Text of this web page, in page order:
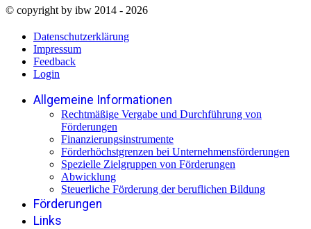
© copyright by ibw 2014 - 2026
Datenschutzerklärung
Impressum
Feedback
Login
Allgemeine Informationen
Rechtmäßige Vergabe und Durchführung von
Förderungen
Finanzierungsinstrumente
Förderhöchstgrenzen bei Unternehmensförderungen
Spezielle Zielgruppen von Förderungen
Abwicklung
Steuerliche Förderung der beruflichen Bildung
Förderungen
Links